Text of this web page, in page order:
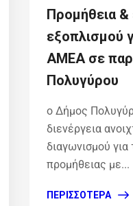
Προμήθεια
εξοπλισμού
ΑΜΕΑ σε
Πολυγύρου
ο Δήμος
διενέργεια
διαγωνισμού
προμήθειας με...
ΠΕΡΙΣΣΌΤΕΡΑ